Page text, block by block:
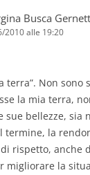
Busca
2010 alle 19:20
terra”. Non sono
la mia terra,
sue bellezze, sia
termine, la
di rispetto, anche
migliorare la